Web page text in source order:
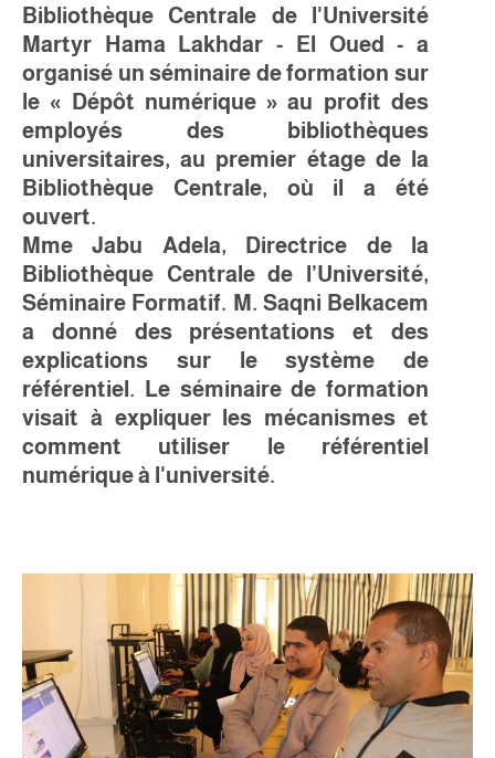
Bibliothèque Centrale de l'Université
Martyr Hama Lakhdar - El Oued - a
organisé un séminaire de formation sur
le « Dépôt numérique » au profit des
employés des bibliothèques
universitaires, au premier étage de la
Bibliothèque Centrale, où il a été
ouvert.
Mme Jabu Adela, Directrice de la
Bibliothèque Centrale de l’Université,
Séminaire Formatif. M. Saqni Belkacem
a donné des présentations et des
explications sur le système de
référentiel. Le séminaire de formation
visait à expliquer les mécanismes et
comment utiliser le référentiel
numérique à l'université.